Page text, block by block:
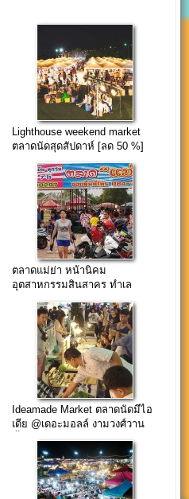
Lighthouse weekend market
ตลาดนัดสุดสัปดาห์ [ลด 50 %]
ตลาดแม่ย่า หน้านิคม
อุตสาหกรรมสินสาคร ทำเล
Ideamade Market ตลาดนัดมีไอ
เดีย @เดอะมอลล์ งามวงศ์วาน